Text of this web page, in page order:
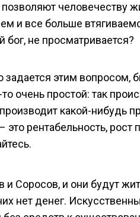
человечеству
и все больше
бог, не просматривается?
этим
очень простой: так
какой-нибудь
это рентабельность, рост
Соросов, и они будут
нет денег.